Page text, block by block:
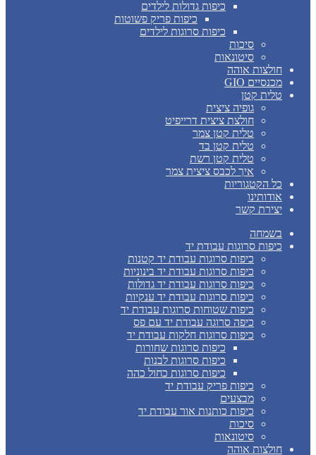
כיפות גדולות לילדים
כיפות פריק פשוטות
כיפות סרוגות לילדים
סיכות
סיטונאות
חולצות אוהה
מכנסיים GIO
טלית קטן
גופיה ציצית
חולצת ציצית דרייפיט
טלית קטן צמר
טלית קטן בד
טלית קטן רשת
איך לכבס ציצית צמר
כל הקטגוריות
אודותינו
יצירת קשר
בשמחה
כיפות סרוגות עבודת יד
כיפות סרוגות עבודת יד קטנות
כיפות סרוגות עבודת יד בינוניות
כיפות סרוגות עבודת יד גדולות
כיפות סרוגות עבודת יד ענקיות
כיפות שטוחות סרוגות עבודת יד
כיפה סרוגה עבודת יד עם פס
כיפות סרוגות חלקות עבודת יד
כיפות סרוגות שחורות
כיפות סרוגות לבנות
כיפות סרוגות כחול כהה
כיפות פריק עבודת יד
מבצעים
כיפות כותנות אור עבודת יד
סיכות
סיטונאות
חולצות אוהה